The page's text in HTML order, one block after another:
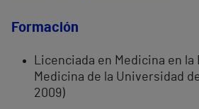
Formación
Licenciada en Medicina en la
Medicina de la Universidad
2009)